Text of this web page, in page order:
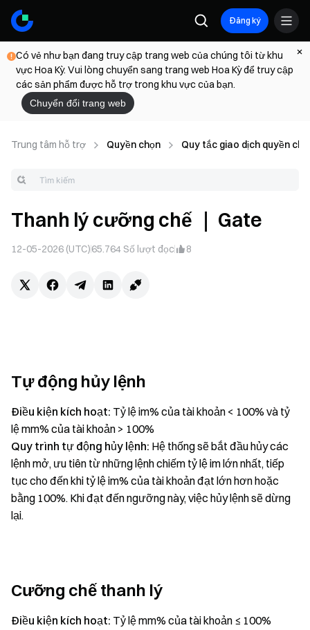
Đăng ký
Có vẻ như bạn đang truy cập trang web của chúng tôi từ khu
vực Hoa Kỳ. Vui lòng chuyển sang trang web Hoa Kỳ để truy cập
các sản phẩm được hỗ trợ trong khu vực của bạn.
Chuyển đổi trang web
Trung tâm hỗ trợ Quyền chọn Quy tắc giao dịch quyền
Thanh lý cưỡng chế ｜ Gate
12-05-2026 (UTC)65.764 Số lượt đọc 8
Tự động hủy lệnh
Điều kiện kích hoạt: Tỷ lệ im% của tài khoản < 100% và tỷ
lệ mm% của tài khoản > 100%
Quy trình tự động hủy lệnh: Hệ thống sẽ bắt đầu hủy các
lệnh mở, ưu tiên từ những lệnh chiếm tỷ lệ im lớn nhất, tiếp
tục cho đến khi tỷ lệ im% của tài khoản đạt lớn hơn hoặc
bằng 100%. Khi đạt đến ngưỡng này, việc hủy lệnh sẽ dừng
lại.
Cưỡng chế thanh lý
Điều kiện kích hoạt: Tỷ lệ mm% của tài khoản ≤ 100%